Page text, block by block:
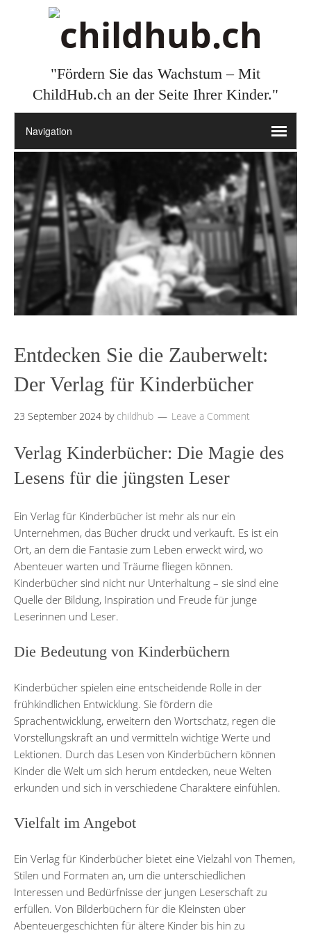
"Fördern Sie das Wachstum – Mit
ChildHub.ch an der Seite Ihrer Kinder."
Entdecken Sie die Zauberwelt:
Der Verlag für Kinderbücher
23 September 2024 by childhub Leave a Comment
Verlag Kinderbücher: Die Magie des
Lesens für die jüngsten Leser
Ein Verlag für Kinderbücher ist mehr als nur ein
Unternehmen, das Bücher druckt und verkauft. Es ist ein
Ort, an dem die Fantasie zum Leben erweckt wird, wo
Abenteuer warten und Träume fliegen können.
Kinderbücher sind nicht nur Unterhaltung – sie sind eine
Quelle der Bildung, Inspiration und Freude für junge
Leserinnen und Leser.
Die Bedeutung von Kinderbüchern
Kinderbücher spielen eine entscheidende Rolle in der
frühkindlichen Entwicklung. Sie fördern die
Sprachentwicklung, erweitern den Wortschatz, regen die
Vorstellungskraft an und vermitteln wichtige Werte und
Lektionen. Durch das Lesen von Kinderbüchern können
Kinder die Welt um sich herum entdecken, neue Welten
erkunden und sich in verschiedene Charaktere einfühlen.
Vielfalt im Angebot
Ein Verlag für Kinderbücher bietet eine Vielzahl von Themen,
Stilen und Formaten an, um die unterschiedlichen
Interessen und Bedürfnisse der jungen Leserschaft zu
erfüllen. Von Bilderbüchern für die Kleinsten über
Abenteuergeschichten für ältere Kinder bis hin zu